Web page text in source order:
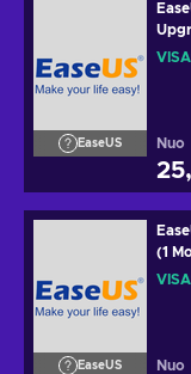
EaseUS Nuo
EaseUS
(1
Nuo